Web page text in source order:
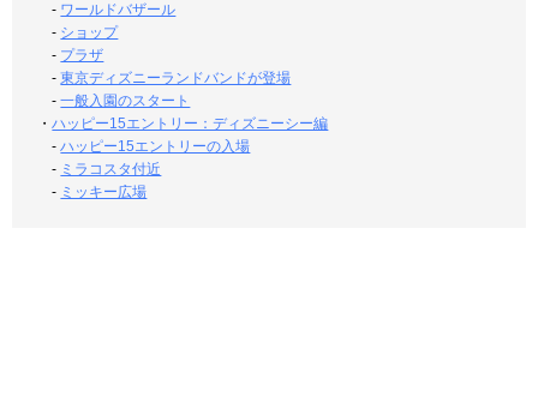
- ワールドバザール
- ショップ
- プラザ
-東京ディズニーランドバンドが登場
-一般入園のスタート
・ハッピー15エントリー：ディズニーシー編
-ハッピー15エントリーの入場
- ミラコスタ付近
- ミッキー広場